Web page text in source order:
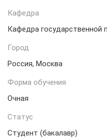
Кафедра
Кафедра государственной
Город
Россия, Москва
Форма обучения
Очная
Статус
Студент (бакалавр)